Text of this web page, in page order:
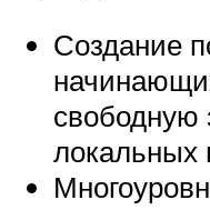
Создание
свободную
локальных